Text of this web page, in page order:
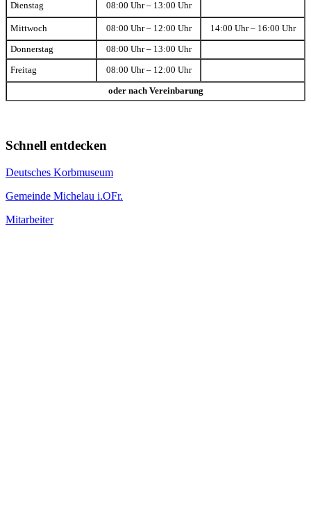
Dienstag 08:00 Uhr – 13:00 Uhr
Mittwoch 08:00 Uhr – 12:00 Uhr 14:00 Uhr – 16:00 Uhr
Donnerstag 08:00 Uhr – 13:00 Uhr
Freitag 08:00 Uhr – 12:00 Uhr
oder nach Vereinbarung
Schnell entdecken
Deutsches Korbmuseum
Gemeinde Michelau i.OFr.
Mitarbeiter